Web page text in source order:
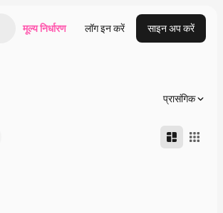
मूल्य निर्धारण लॉग इन करें साइन अप करें
प्रासंगिक